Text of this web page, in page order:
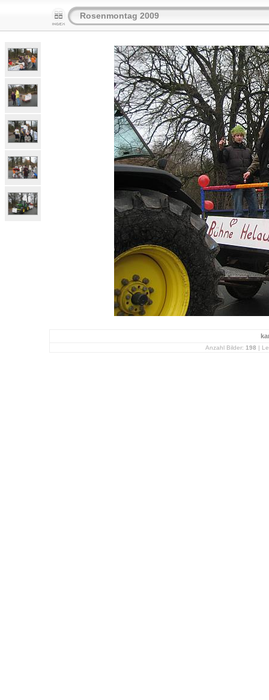
Rosenmontag 2009
Anzahl Bilder: 198 |